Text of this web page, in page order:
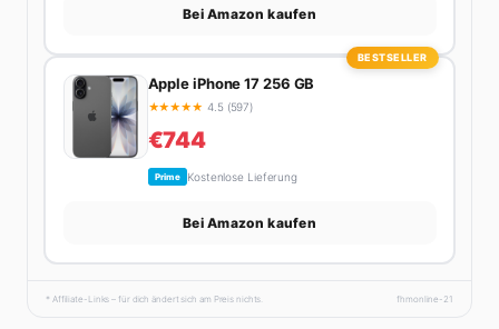
Bei Amazon kaufen
BESTSELLER
Apple iPhone 17 256 GB
★★★★★ 4.5 (597)
€744
Prime Kostenlose Lieferung
Bei Amazon kaufen
* Affiliate-Links – für dich ändert sich am Preis nichts. fhmonline-21